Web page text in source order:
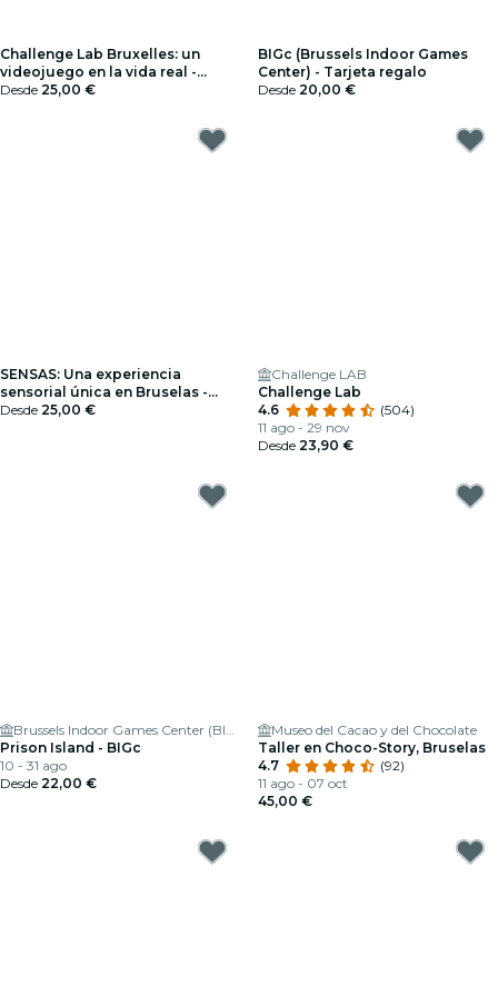
Challenge Lab Bruxelles: un
videojuego en la vida real -
Tarjeta regalo
Desde 25,00 €
BIGc (Brussels Indoor Games
Center) - Tarjeta regalo
Desde 20,00 €
SENSAS: Una experiencia
sensorial única en Bruselas -
Tarjeta regalo
Desde 25,00 €
Challenge LAB
Challenge Lab
4.6
(504)
11 ago - 29 nov
Desde 23,90 €
Brussels Indoor Games Center (BIGc) 🕹
Prison Island - BIGc
10 - 31 ago
Desde 22,00 €
Museo del Cacao y del Chocolate
Taller en Choco-Story, Bruselas
4.7
(92)
11 ago - 07 oct
45,00 €